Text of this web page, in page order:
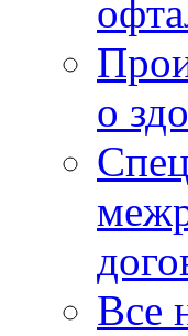
о
Все